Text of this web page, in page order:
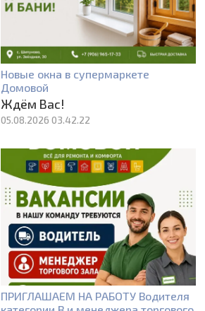
Новые окна в супермаркете
Домовой
Ждём Вас!
05.08.2026 03.42.22
ПРИГЛАШАЕМ НА РАБОТУ Водителя